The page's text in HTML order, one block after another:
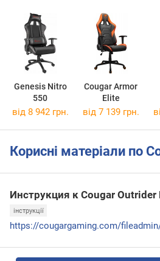
Genesis Nitro
550
Cougar Armor
Elite
від 8 942 грн. від 7 139 грн.
Корисні матеріали по
Инструкция к Cougar Outrider
інструкції